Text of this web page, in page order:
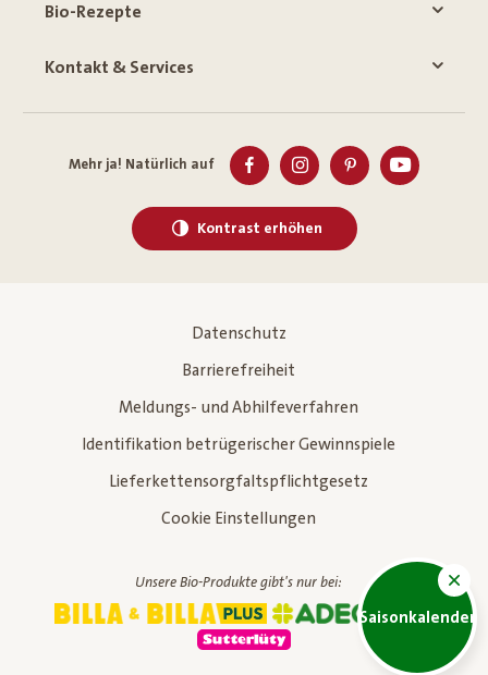
Saisonkalender
Bio-Rezepte
Kontakt & Services
Mehr ja! Natürlich auf
Kontrast erhöhen
Datenschutz
Barrierefreiheit
Meldungs- und Abhilfeverfahren
Identifikation betrügerischer Gewinnspiele
Lieferkettensorgfaltspflichtgesetz
Cookie Einstellungen
Unsere Bio-Produkte gibt's nur bei: